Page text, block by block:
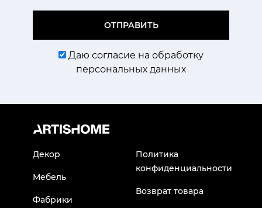
ОТПРАВИТЬ
Даю согласие на обработку
персональных данных
Декор
Мебель
Фабрики
Политика
конфиденциальности
Возврат товара